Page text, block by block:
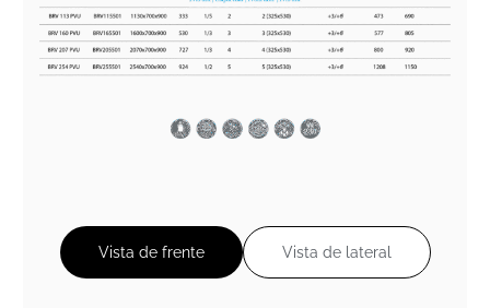
Vista de frente Vista de lateral